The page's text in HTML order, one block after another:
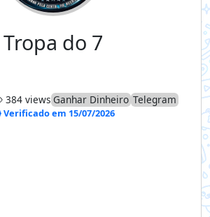
Tropa do 7
384 views Ganhar Dinheiro Telegram
Verificado em 15/07/2026